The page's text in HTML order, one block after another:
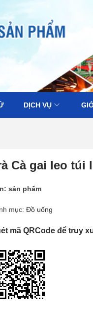
DỊCH VỤ
Cà gai leo túi
sản phẩm
mục: Đồ uống
mã QRCode để truy